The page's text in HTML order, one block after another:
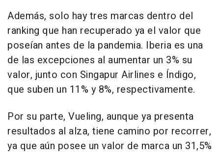
Además, solo hay tres marcas dentro del
ranking que han recuperado ya el valor que
poseían antes de la pandemia. Iberia es una
de las excepciones al aumentar un 3% su
valor, junto con Singapur Airlines e Índigo,
que suben un 11% y 8%, respectivamente.
Por su parte, Vueling, aunque ya presenta
resultados al alza, tiene camino por recorrer,
ya que aún posee un valor de marca un 31,5%